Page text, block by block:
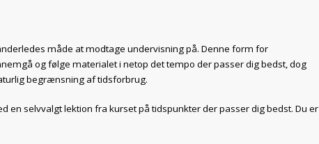
måde at modtage undervisning på. Denne form for
og følge materialet i netop det tempo der passer dig bedst, dog
begrænsning af tidsforbrug.
en selvvalgt lektion fra kurset på tidspunkter der passer dig bedst. Du er